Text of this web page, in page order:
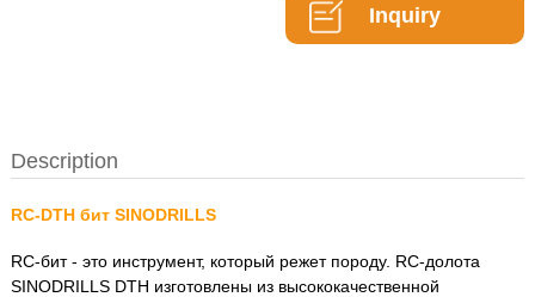
Inquiry
Description
RC-DTH бит SINODRILLS
RC-бит - это инструмент, который режет породу. RC-долота
SINODRILLS DTH изготовлены из высококачественной